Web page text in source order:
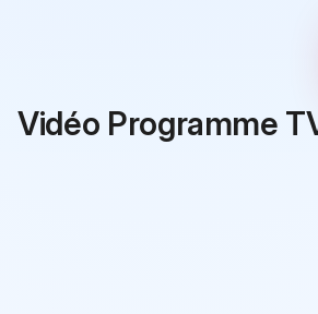
Vidéo Programme